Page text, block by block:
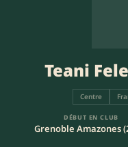
Teani
Centre
DÉBUT EN CLUB
Grenoble Amazones